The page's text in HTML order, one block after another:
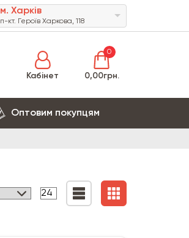
м. Харків
п-кт. Героїв Харкова, 118
Кабінет
0
0,00грн.
Оптовим покупцям